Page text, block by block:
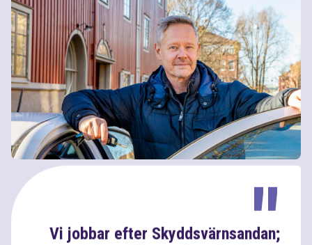
Vi jobbar efter Skyddsvärnsandan;